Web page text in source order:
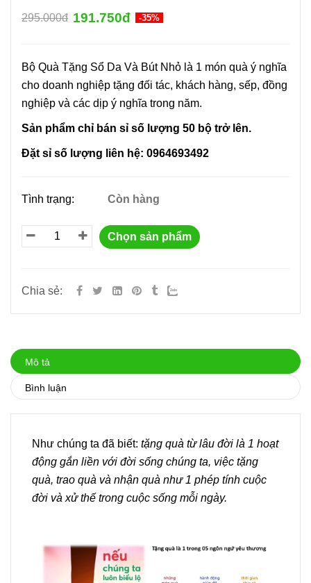
295.000đ 191.750đ -35%
Bộ Quà Tặng Sổ Da Và Bút Nhỏ là 1 món quà ý nghĩa
cho doanh nghiệp tặng đối tác, khách hàng, sếp, đồng
nghiệp và các dịp ý nghĩa trong năm.
Sản phẩm chỉ bán sỉ số lượng 50 bộ trở lên.
Đặt sỉ số lượng liên hệ: 0964693492
Tình trạng: Còn hàng
Chọn sản phẩm
Chia sẻ:
Mô tả
Bình luận
Như chúng ta đã biết: tặng quà từ lâu đời là 1 hoạt
động gắn liền với đời sống chúng ta, việc tặng
quà, trao quà và nhận quà như 1 phép tính cuộc
đời và xử thế trong cuộc sống mỗi ngày.